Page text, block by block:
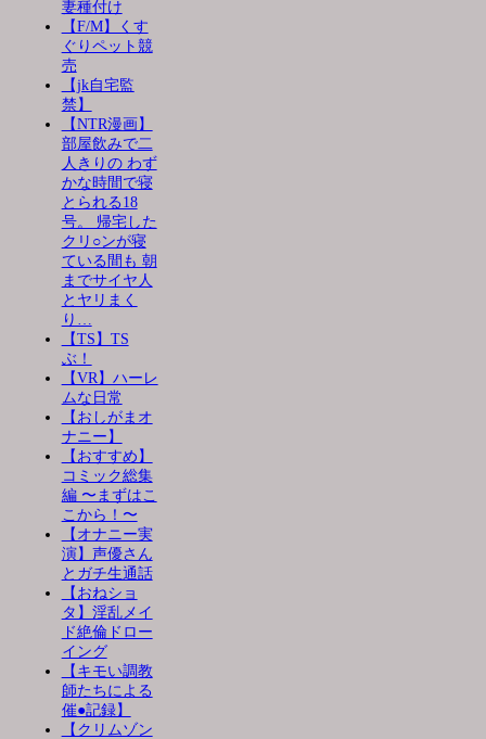
妻種付け
【F/M】くす
ぐりペット競
売
【jk自宅監
禁】
【NTR漫画】
部屋飲みで二
人きりの わず
かな時間で寝
とられる18
号。 帰宅した
クリ○ンが寝
ている間も 朝
までサイヤ人
とヤリまく
り…
【TS】TS
ぶ！
【VR】ハーレ
ムな日常
【おしがまオ
ナニー】
【おすすめ】
コミック総集
編 〜まずはこ
こから！〜
【オナニー実
演】声優さん
とガチ生通話
【おねショ
タ】淫乱メイ
ド絶倫ドロー
イング
【キモい調教
師たちによる
催●記録】
【クリムゾン